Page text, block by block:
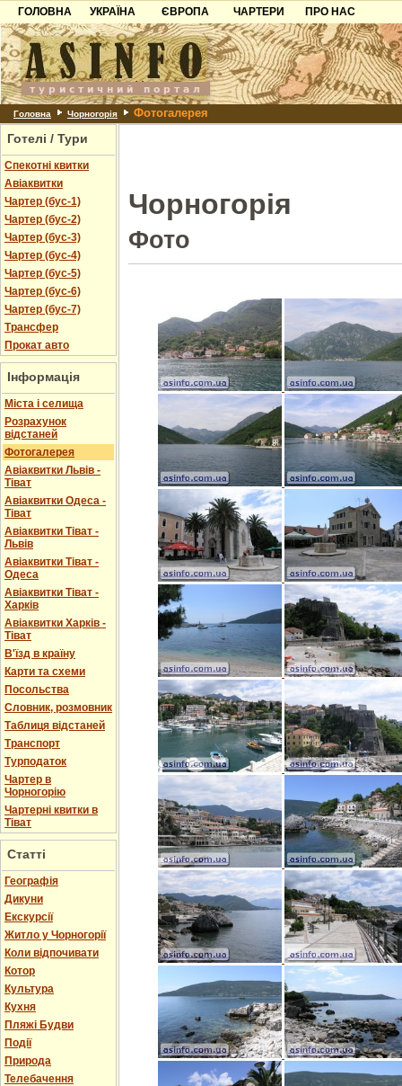
ГОЛОВНА
УКРАЇНА
Карпати
Азов
Причорноморря
Шацьк
ЄВРОПА
Чорногорія
Хорватія
Болгарія
Албанія
ЧАРТЕРИ
ПРО НАС
Контакти
Партнерам
Додати готель
Головна Чорногорія Фотогалерея
Готелі / Тури
Спекотні квитки
Авіаквитки
Чартер (бус-1)
Чартер (бус-2)
Чартер (бус-3)
Чартер (бус-4)
Чартер (бус-5)
Чартер (бус-6)
Чартер (бус-7)
Трансфер
Прокат авто
Інформація
Міста і селища
Розрахунок
відстаней
Фотогалерея
Авіаквитки Львів -
Тіват
Авіаквитки Одеса -
Тіват
Авіаквитки Тіват -
Львів
Авіаквитки Тіват -
Одеса
Авіаквитки Тіват -
Харків
Авіаквитки Харків -
Тіват
В'їзд в країну
Карти та схеми
Посольства
Словник, розмовник
Таблиця відстаней
Транспорт
Турподаток
Чартер в
Чорногорію
Чартерні квитки в
Тіват
Статті
Географія
Дикуни
Екскурсії
Житло у Чорногорії
Коли відпочивати
Котор
Культура
Кухня
Пляжі Будви
Події
Природа
Телебачення
Чорногорія
Фото